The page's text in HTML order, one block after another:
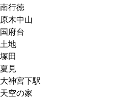
南行徳
原木中山
国府台
土地
塚田
夏見
大神宮下駅
天空の家